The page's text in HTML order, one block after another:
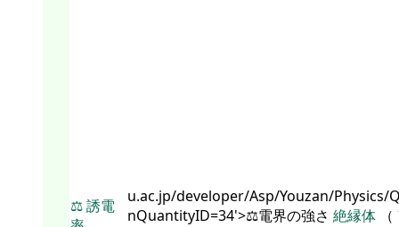
⚖️誘電
u.ac.jp/developer/Asp/Youzan/Physics/
nQuantityID=34'>⚖️電界の強さ 絶縁体 （